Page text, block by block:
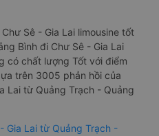
Sê - Gia Lai limousine tốt
Bình đi Chư Sê - Gia Lai
có chất lượng Tốt với điểm
trên 3005 phản hồi của
Lai từ Quảng Trạch - Quảng
Gia Lai từ Quảng Trạch -